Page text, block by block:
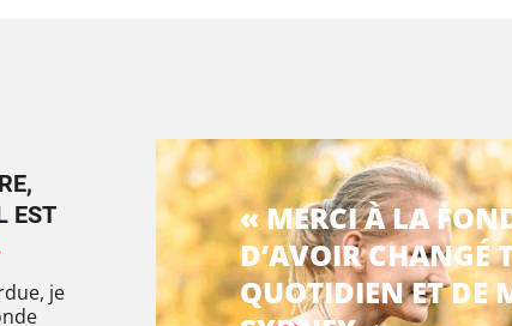
« MERCI À LA
D’AVOIR CHANGÉ
QUOTIDIEN ET DE
EST
je